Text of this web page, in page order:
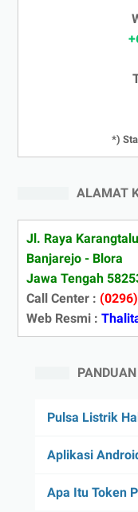
*)
ALAMAT
Jl. Raya
Banjarejo - Blora
Jawa Tengah
Call Center :
Web Resmi :
Pulsa Listrik
Aplikasi
Apa Itu Token